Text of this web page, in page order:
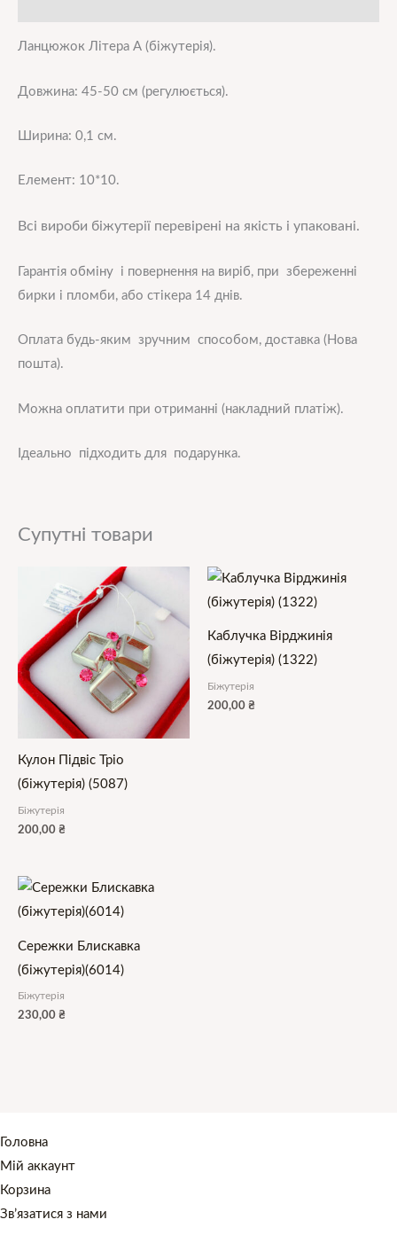
Ланцюжок Літера А (біжутерія).
Довжина: 45-50 см (регулюється).
Ширина: 0,1 см.
Елемент: 10*10.
Всі вироби біжутерії перевірені на якість і упаковані.
Гарантія обміну і повернення на виріб, при збереженні
бирки і пломби, або стікера 14 днів.
Оплата будь-яким зручним способом, доставка (Нова
пошта).
Можна оплатити при отриманні (накладний платіж).
Ідеально підходить для подарунка.
Супутні товари
Кулон Підвіс Тріо
(біжутерія) (5087)
Біжутерія
200,00 ₴
Каблучка Вірджинія
(біжутерія) (1322)
Біжутерія
200,00 ₴
Сережки Блискавка
(біжутерія)(6014)
Біжутерія
230,00 ₴
Головна
Мій аккаунт
Корзина
Зв’язатися з нами